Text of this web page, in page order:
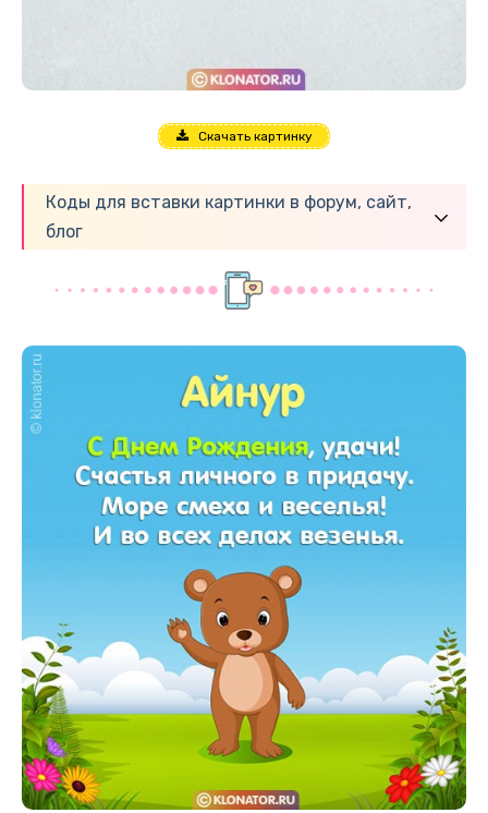
Скачать картинку
Коды для вставки картинки в форум, сайт,
блог